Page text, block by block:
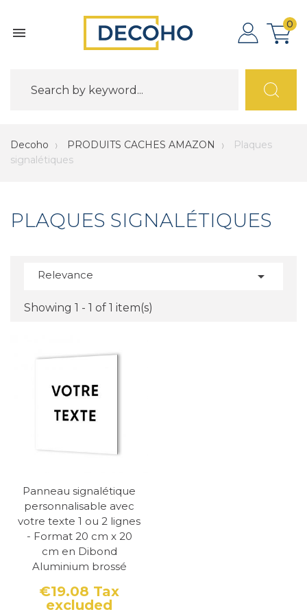

0
Decoho PRODUITS CACHES AMAZON
Plaques
signalétiques
PLAQUES SIGNALÉTIQUES
Relevance 
Showing 1 - 1 of 1 item(s)
Panneau signalétique
personnalisable avec
votre texte 1 ou 2 lignes
- Format 20 cm x 20
cm en Dibond
Aluminium brossé
Price
€19.08 Tax
excluded